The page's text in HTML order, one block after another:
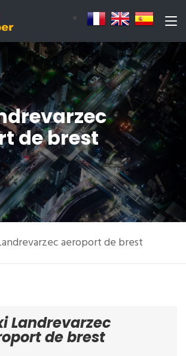
de brest
aeroport de brest
Landrevarzec
de brest